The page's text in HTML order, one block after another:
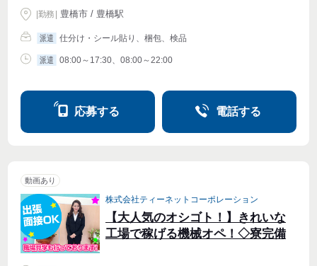
|勤務 豊橋市 / 豊橋駅
派遣 仕分け・シール貼り、梱包、検品
派遣 08:00～17:30、08:00～22:00
応募する 電話する
動画あり
株式会社ティーネットコーポレーション
【大人気のオシゴト！】きれいな
工場で稼げる機械オペ！◇寮完備